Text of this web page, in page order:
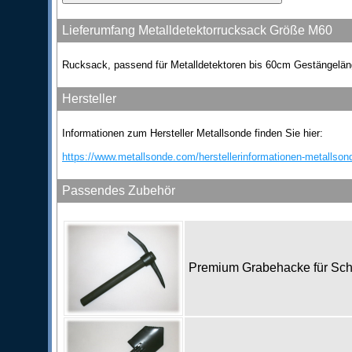
Lieferumfang Metalldetektorrucksack Größe M60
Rucksack, passend für Metalldetektoren bis 60cm
Hersteller
Informationen zum Hersteller Metallsonde finden Sie hier:
https://www.metallsonde.com/herstellerinformationen-
Passendes Zubehör
Premium Grabehacke für